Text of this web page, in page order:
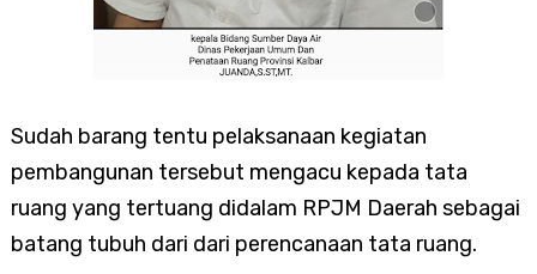
Sudah barang tentu pelaksanaan kegiatan
pembangunan tersebut mengacu kepada tata
ruang yang tertuang didalam RPJM Daerah sebagai
batang tubuh dari dari perencanaan tata ruang.